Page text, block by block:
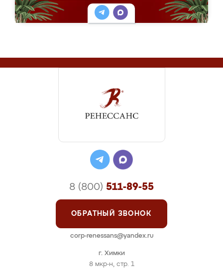
г. Химки
8 мкр-н, стр. 1
8 (800) 511-89-55
ОБРАТНЫЙ ЗВОНОК
corp-renessans@yandex.ru